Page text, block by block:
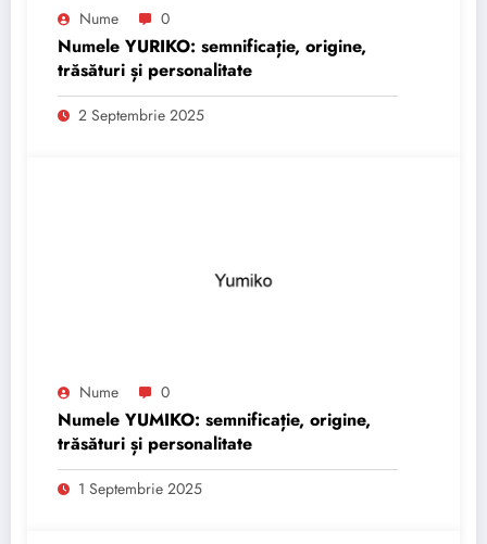
Nume 0
Numele YURIKO: semnificație, origine,
trăsături și personalitate
2 Septembrie 2025
Nume 0
Numele YUMIKO: semnificație, origine,
trăsături și personalitate
1 Septembrie 2025